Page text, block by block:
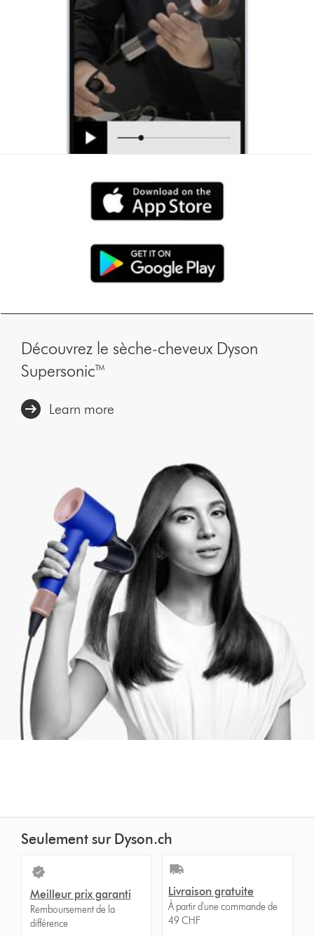
Découvrez le sèche-cheveux Dyson
Supersonic™
Learn more
Seulement sur Dyson.ch
Meilleur prix garanti
Remboursement de la
différence
Livraison gratuite
À partir d'une commande de
49 CHF